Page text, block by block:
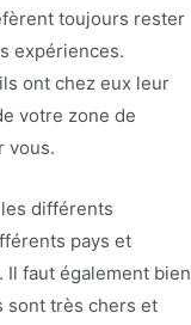
toujours rester
expériences.
ont chez eux leur
votre zone de
vous.
les différents
pays et
faut également bien
sont très chers et